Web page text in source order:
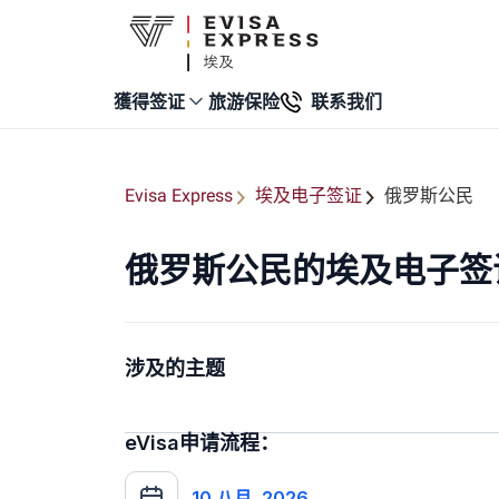
獲得签证 旅游保险 联系我们
Evisa Express 埃及电子签证 俄罗斯公民
俄罗斯公民的埃及电子
涉及的主题
eVisa申请流程：